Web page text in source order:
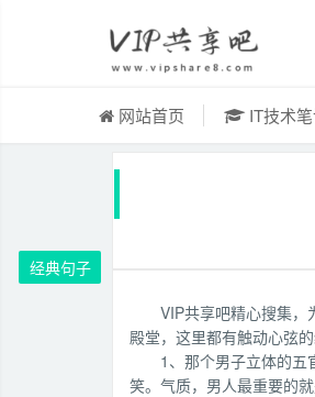
网站首页 IT技术
经典句子
VIP共享吧精心搜集，
殿堂，这里都有触动心弦
1、那个男子立体的五
笑。气质，男人最重要的就